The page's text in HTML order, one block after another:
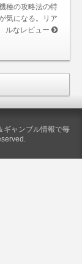
種の攻略法の特
気になる。リア
ルなレビュー
ギャンブル情報で毎